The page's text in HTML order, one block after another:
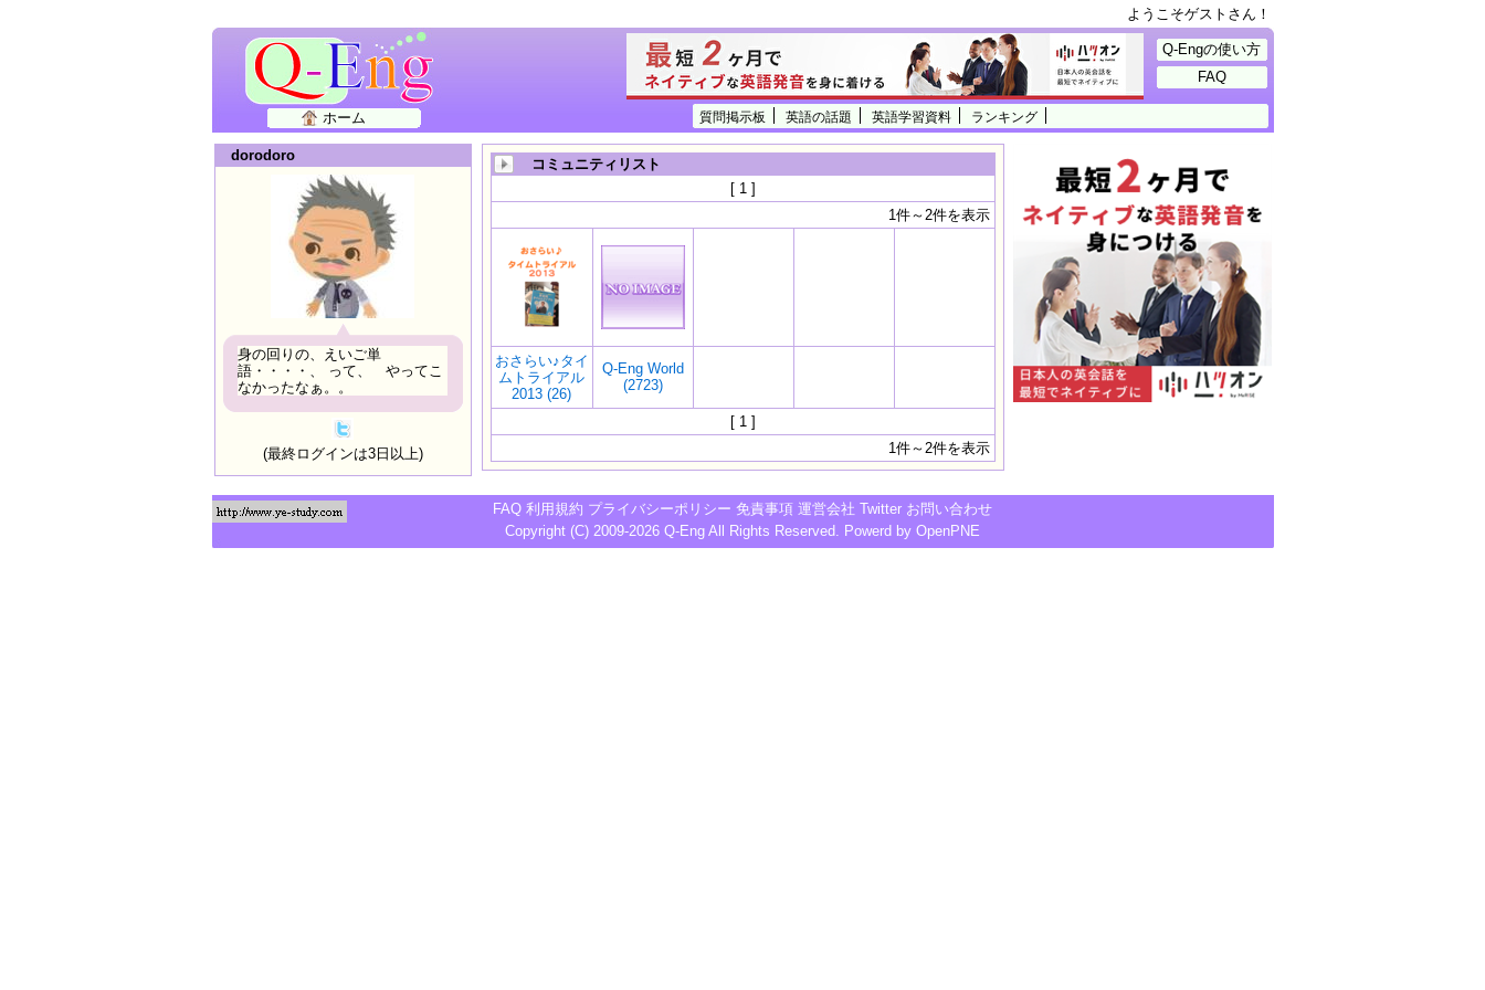
ようこそゲストさん！
質問掲示板 英語の話題 英語学習資料 ランキング
ホーム
Q-Engの使い方
FAQ
dorodoro
身の回りの、えいご単
語・・・・、 って、 やってこ
なかったなぁ。。
(最終ログインは3日以上)
コミュニティリスト
[ 1 ]
1件～2件を表示
おさらい♪タイ
ムトライアル
2013 (26)
Q-Eng World
(2723)
[ 1 ]
1件～2件を表示
FAQ 利用規約 プライバシーポリシー 免責事項 運営会社 Twitter お問い合わせ
Copyright (C) 2009-2026 Q-Eng All Rights Reserved. Powerd by OpenPNE